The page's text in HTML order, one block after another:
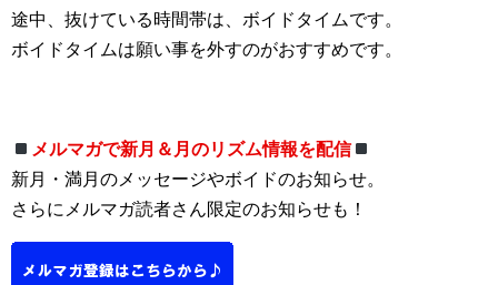
途中、抜けている時間帯は、ボイドタイムです。
ボイドタイムは願い事を外すのがおすすめです。
メルマガで新月＆月のリズム情報を配信
新月・満月のメッセージやボイドのお知らせ。
さらにメルマガ読者さん限定のお知らせも！